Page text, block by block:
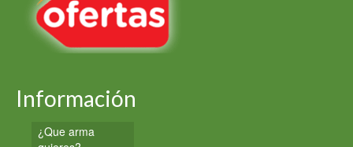
Información
¿Que arma